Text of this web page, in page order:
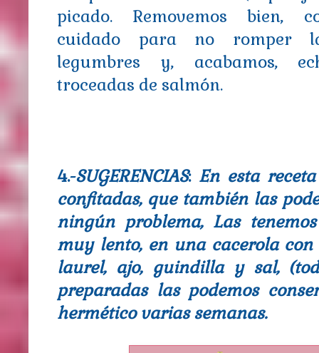
picado. Removemos bien,
cuidado para no romper
legumbres y, acabamos,
troceadas de salmón.
4.-SUGERENCIAS: En esta
confitadas, que también las
ningún problema, Las
muy lento, en una cacerola con
laurel, ajo, guindilla y sal,
preparadas las podemos
hermético varias semanas.